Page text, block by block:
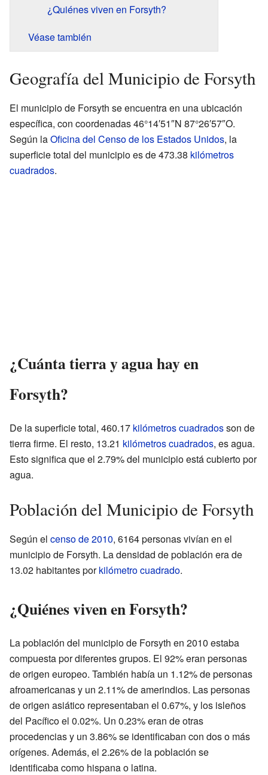
¿Quiénes viven en Forsyth?
Véase también
Geografía del Municipio de Forsyth
El municipio de Forsyth se encuentra en una ubicación
específica, con coordenadas 46°14′51″N 87°26′57″O.
Según laOficina del Censo de los Estados Unidos, la
superficie total del municipio es de 473.38 kilómetros
cuadrados.
¿Cuánta tierra y agua hay en
Forsyth?
De la superficie total, 460.17 kilómetros cuadradosson de
tierra firme. El resto, 13.21 kilómetros cuadrados, es agua.
Esto significa que el 2.79% del municipio está cubierto por
agua.
Población del Municipio de Forsyth
Según el censo de 2010, 6164 personas vivían en el
municipio de Forsyth. La densidad de población era de
13.02 habitantes porkilómetro cuadrado.
¿Quiénes viven en Forsyth?
La población del municipio de Forsyth en 2010 estaba
compuesta por diferentes grupos. El 92% eran personas
de origen europeo. También había un 1.12% de personas
afroamericanas y un 2.11% de amerindios. Las personas
de origen asiático representaban el 0.67%, y los isleños
del Pacífico el 0.02%. Un 0.23% eran de otras
procedencias y un 3.86% se identificaban con dos o más
orígenes. Además, el 2.26% de la población se
identificaba como hispana o latina.